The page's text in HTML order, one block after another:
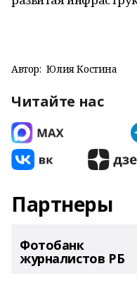
Автор: Юлия Костина
Читайте нас
Партнеры
Фотобанк
журналистов РБ